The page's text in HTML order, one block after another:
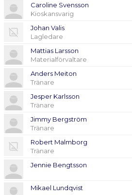
Caroline Svensson
Kioskansvarig
Johan Valis
Lagledare
Mattias Larsson
Materialförvaltare
Anders Meiton
Tränare
Jesper Karlsson
Tränare
Jimmy Bergström
Tränare
Robert Malmborg
Tränare
Jennie Bengtsson
Mikael Lundqvist